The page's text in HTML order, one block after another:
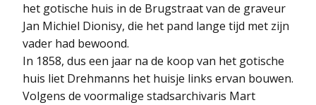
het gotische huis in de Brugstraat van de graveur
Jan Michiel Dionisy, die het pand lange tijd met zijn
vader had bewoond.
In 1858, dus een jaar na de koop van het gotische
huis liet Drehmanns het huisje links ervan bouwen.
Volgens de voormalige stadsarchivaris Mart